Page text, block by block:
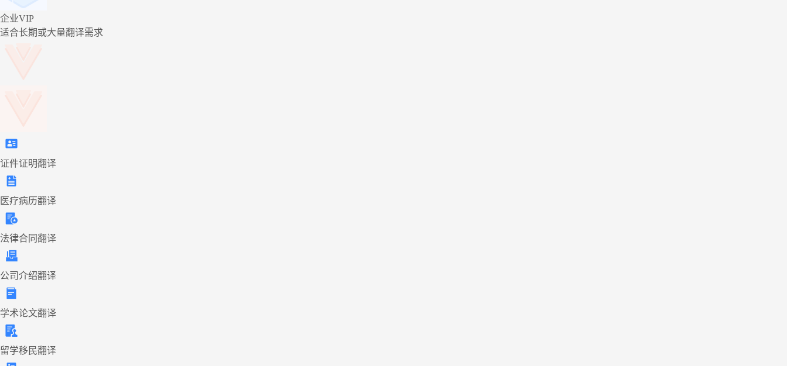
企业VIP
适合长期或大量翻译需求
证件证明翻译
医疗病历翻译
法律合同翻译
公司介绍翻译
学术论文翻译
留学移民翻译